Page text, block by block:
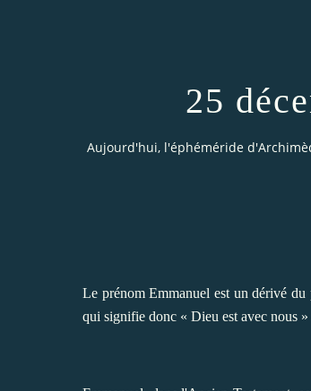
25
Aujourd'hui, l'éphéméride
Le prénom Emmanuel est un dérivé
qui signifie donc « Dieu est avec nous »